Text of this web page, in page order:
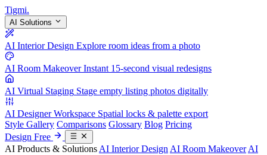
Tigmi.
AI Solutions
AI Interior Design Explore room ideas from a photo
AI Room Makeover Instant 15-second visual redesigns
AI Virtual Staging Stage empty listing photos digitally
AI Designer Workspace Spatial locks & palette export
Style Gallery Comparisons Glossary Blog Pricing
Design Free
AI Products & Solutions AI Interior Design AI Room Makeover AI